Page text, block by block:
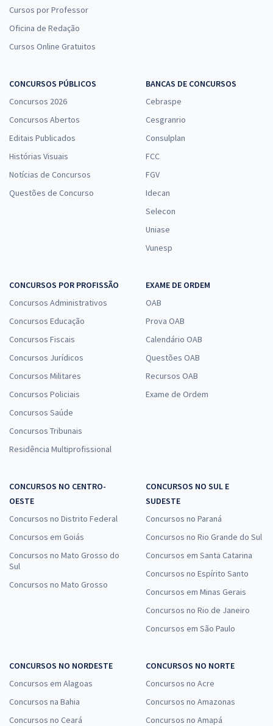
Cursos por Professor
Oficina de Redação
Cursos Online Gratuitos
CONCURSOS PÚBLICOS
Concursos 2026
Concursos Abertos
Editais Publicados
Histórias Visuais
Notícias de Concursos
Questões de Concurso
BANCAS DE CONCURSOS
Cebraspe
Cesgranrio
Consulplan
FCC
FGV
Idecan
Selecon
Uniase
Vunesp
CONCURSOS POR PROFISSÃO
Concursos Administrativos
Concursos Educação
Concursos Fiscais
Concursos Jurídicos
Concursos Militares
Concursos Policiais
Concursos Saúde
Concursos Tribunais
Residência Multiprofissional
EXAME DE ORDEM
OAB
Prova OAB
Calendário OAB
Questões OAB
Recursos OAB
Exame de Ordem
CONCURSOS NO CENTRO-
OESTE
Concursos no Distrito Federal
Concursos em Goiás
Concursos no Mato Grosso do
Sul
Concursos no Mato Grosso
CONCURSOS NO SUL E
SUDESTE
Concursos no Paraná
Concursos no Rio Grande do Sul
Concursos em Santa Catarina
Concursos no Espírito Santo
Concursos em Minas Gerais
Concursos no Rio de Janeiro
Concursos em São Paulo
CONCURSOS NO NORDESTE
Concursos em Alagoas
Concursos na Bahia
Concursos no Ceará
CONCURSOS NO NORTE
Concursos no Acre
Concursos no Amazonas
Concursos no Amapá